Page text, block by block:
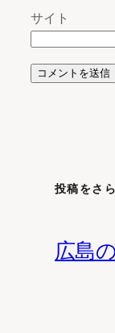
サイト
投稿をさ
広島